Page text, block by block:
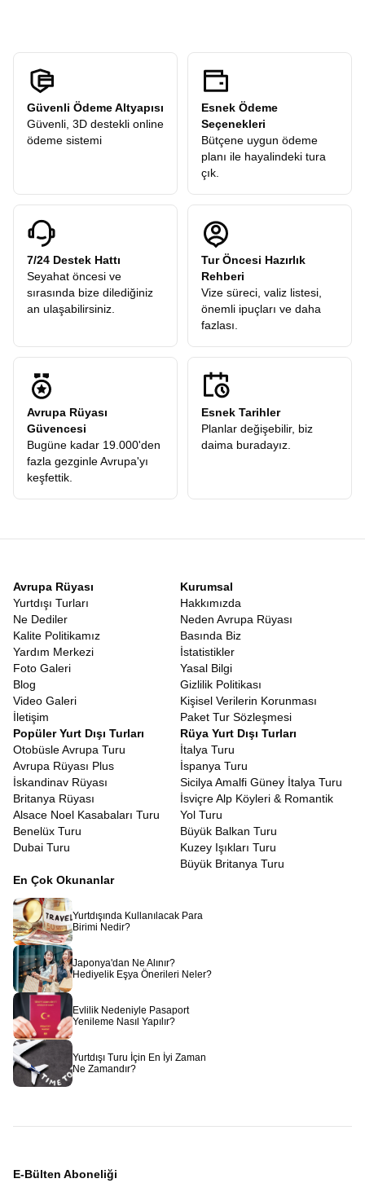
Güvenli Ödeme Altyapısı
Güvenli, 3D destekli online
ödeme sistemi
Esnek Ödeme
Seçenekleri
Bütçene uygun ödeme
planı ile hayalindeki tura
çık.
7/24 Destek Hattı
Seyahat öncesi ve
sırasında bize dilediğiniz
an ulaşabilirsiniz.
Tur Öncesi Hazırlık
Rehberi
Vize süreci, valiz listesi,
önemli ipuçları ve daha
fazlası.
Avrupa Rüyası
Güvencesi
Bugüne kadar 19.000'den
fazla gezginle Avrupa'yı
keşfettik.
Esnek Tarihler
Planlar değişebilir, biz
daima buradayız.
Avrupa Rüyası
Yurtdışı Turları
Ne Dediler
Kalite Politikamız
Yardım Merkezi
Foto Galeri
Blog
Video Galeri
İletişim
Kurumsal
Hakkımızda
Neden Avrupa Rüyası
Basında Biz
İstatistikler
Yasal Bilgi
Gizlilik Politikası
Kişisel Verilerin Korunması
Paket Tur Sözleşmesi
Popüler Yurt Dışı Turları
Otobüsle Avrupa Turu
Avrupa Rüyası Plus
İskandinav Rüyası
Britanya Rüyası
Alsace Noel Kasabaları Turu
Benelüx Turu
Dubai Turu
Rüya Yurt Dışı Turları
İtalya Turu
İspanya Turu
Sicilya Amalfi Güney İtalya Turu
İsviçre Alp Köyleri & Romantik
Yol Turu
Büyük Balkan Turu
Kuzey Işıkları Turu
Büyük Britanya Turu
En Çok Okunanlar
Yurtdışında Kullanılacak Para
Birimi Nedir?
Japonya'dan Ne Alınır?
Hediyelik Eşya Önerileri Neler?
Evlilik Nedeniyle Pasaport
Yenileme Nasıl Yapılır?
Yurtdışı Turu İçin En İyi Zaman
Ne Zamandır?
E-Bülten Aboneliği